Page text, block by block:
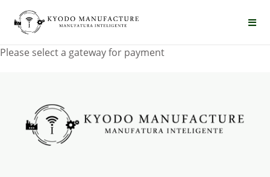
Please select a gateway for payment